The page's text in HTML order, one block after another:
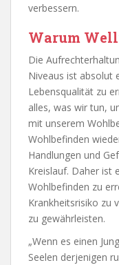
verbessern.
Warum
Die
Niveaus ist absolut
Lebensqualität zu
alles, was wir tun,
mit unserem
Wohlbefinden
Handlungen und
Kreislauf. Daher ist
Wohlbefinden zu
Krankheitsrisiko zu
zu gewährleisten.
„Wenn es einen
Seelen derjenigen